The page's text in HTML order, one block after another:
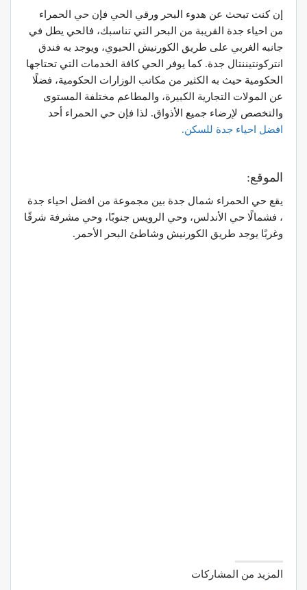
إن كنت تبحث عن هدوء البحر ورقي الحي فإن حي الحمراء
من احياء جدة القريبة من البحر التي تناسبك، فالحي يطل في
جانبه الغربي على طريق الكورنيش الحيوي، ويوجد به فندق
انتركونتيننتال جدة. كما يوفر الحي كافة الخدمات التي تحتاجها
الحكومية حيث به الكثير من مكاتب الوزارات الحكومية، فضلًا
عن المولات التجارية الكبيرة، والمطاعم مختلفة المستوى
والتخصص لإرضاء جميع الأذواق. لذا فإن حي الحمراء أحد
افضل احياء جدة للسكن.
الموقع:
يقع حي الحمراء شمال جدة بين مجموعة من افضل احياء جدة
، فشمالًا حي الأندلس، وحي الرويس جنوبًا، وحي مشرفة شرقًا
وغربًا يوجد طريق الكورنيش وشاطئ البحر الأحمر.
المزيد من المشاركات